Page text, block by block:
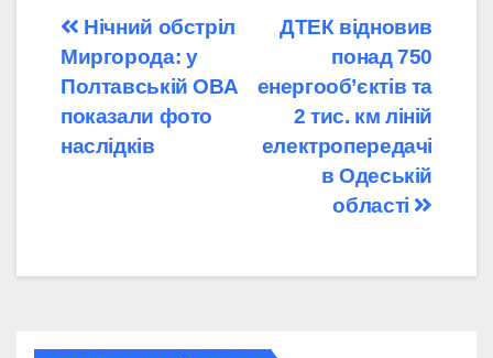
Навігація
записів
ДТЕК відновив
понад 750
енергооб’єктів та
2 тис. км ліній
електропередачі
в Одеській
області
Нічний обстріл
Миргорода: у
Полтавській ОВА
показали фото
наслідків